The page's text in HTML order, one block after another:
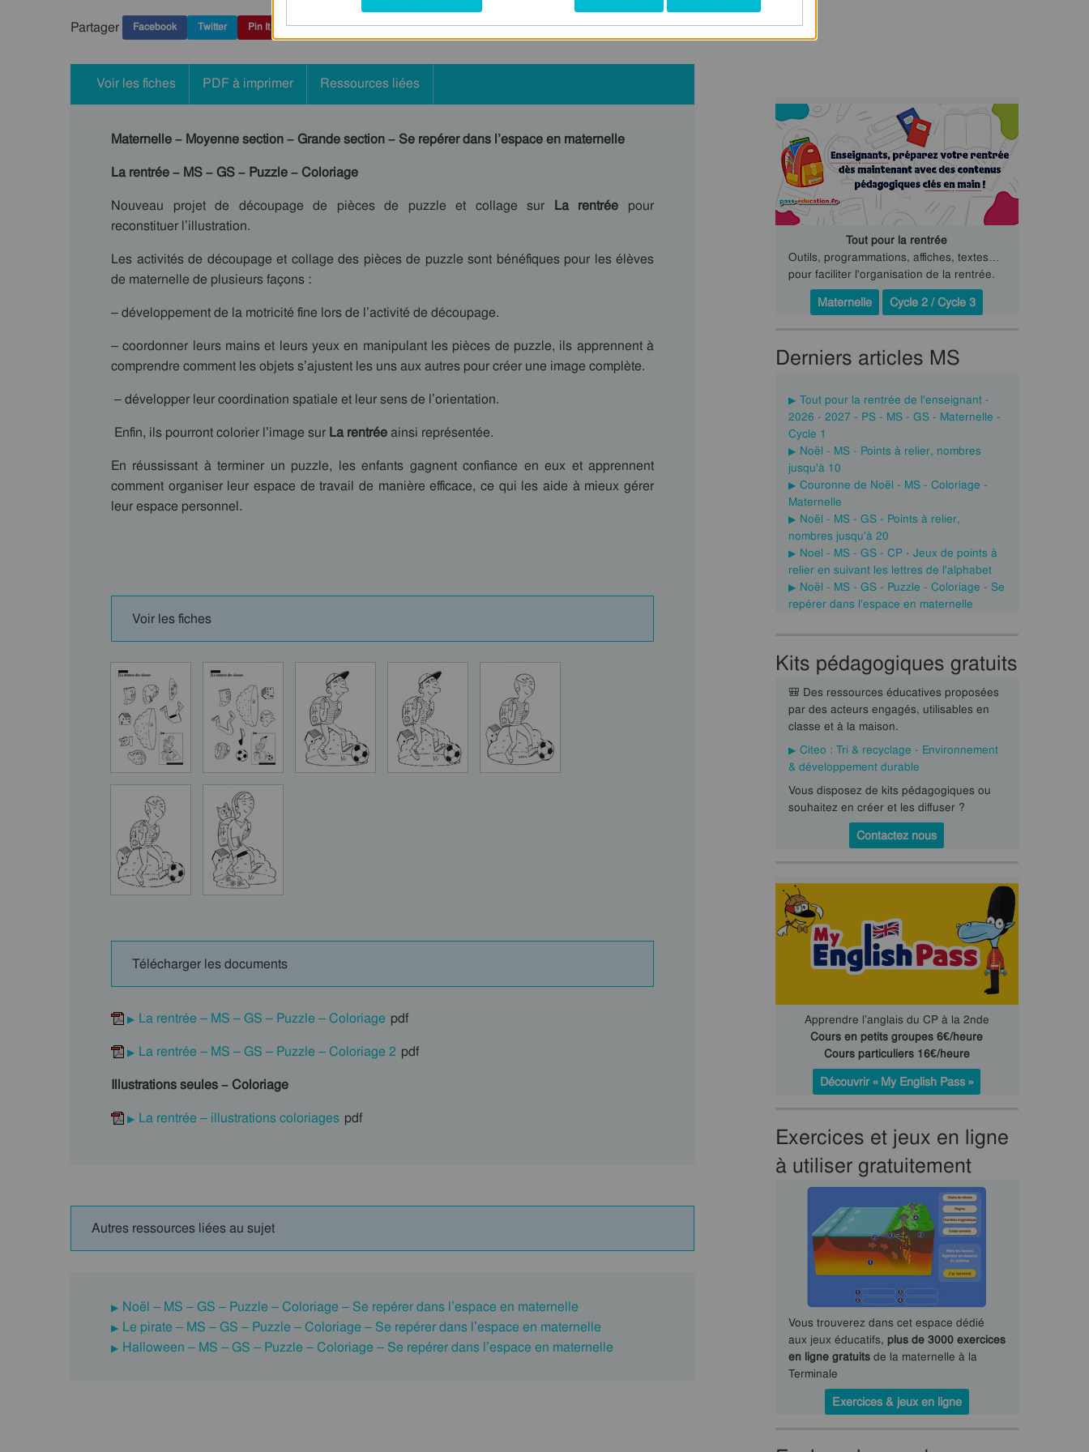
Partager Facebook Twitter Pin It
Voir les fiches PDF à imprimer Ressources liées
Maternelle – Moyenne section – Grande section – Se repérer dans l’espace en maternelle
La rentrée – MS – GS – Puzzle – Coloriage
Nouveau projet de découpage de pièces de puzzle et collage sur La rentrée pour
reconstituer l’illustration.
Les activités de découpage et collage des pièces de puzzle sont bénéfiques pour les élèves
de maternelle de plusieurs façons :
– développement de la motricité fine lors de l’activité de découpage.
– coordonner leurs mains et leurs yeux en manipulant les pièces de puzzle, ils apprennent à
comprendre comment les objets s’ajustent les uns aux autres pour créer une image complète.
– développer leur coordination spatiale et leur sens de l’orientation.
Enfin, ils pourront colorier l’image sur La rentréeainsi représentée.
En réussissant à terminer un puzzle, les enfants gagnent confiance en eux et apprennent
comment organiser leur espace de travail de manière efficace, ce qui les aide à mieux gérer
leur espace personnel.
Voir les fiches
Télécharger les documents
La rentrée – MS – GS – Puzzle – Coloriage pdf
La rentrée – MS – GS – Puzzle – Coloriage 2 pdf
Illustrations seules – Coloriage
La rentrée – illustrations coloriages pdf
Autres ressources liées au sujet
Noël – MS – GS – Puzzle – Coloriage – Se repérer dans l’espace en maternelle
Le pirate – MS – GS – Puzzle – Coloriage – Se repérer dans l’espace en maternelle
Halloween – MS – GS – Puzzle – Coloriage – Se repérer dans l’espace en maternelle
Tout pour la rentrée
Outils, programmations, affiches, textes…
pour faciliter l'organisation de la rentrée.
Maternelle
Cycle 2 / Cycle 3
Derniers articles MS
Tout pour la rentrée de l'enseignant -
2026 - 2027 - PS - MS - GS - Maternelle -
Cycle 1
Noël - MS - Points à relier, nombres
jusqu'à 10
Couronne de Noël - MS - Coloriage -
Maternelle
Noël - MS - GS - Points à relier,
nombres jusqu'à 20
Noel - MS - GS - CP - Jeux de points à
relier en suivant les lettres de l'alphabet
Noël - MS - GS - Puzzle - Coloriage - Se
repérer dans l'espace en maternelle
Kits pédagogiques gratuits
🎒 Des ressources éducatives proposées
par des acteurs engagés, utilisables en
classe et à la maison.
Citeo : Tri & recyclage - Environnement
& développement durable
Vous disposez de kits pédagogiques ou
souhaitez en créer et les diffuser ?
Contactez nous
Apprendre l’anglais du CP à la 2nde
Cours en petits groupes 6€/heure
Cours particuliers 16€/heure
Découvrir « My English Pass »
Exercices et jeux en ligne
à utiliser gratuitement
Vous trouverez dans cet espace dédié
aux jeux éducatifs, plus de 3000 exercices
en ligne gratuitsde la maternelle à la
Terminale
Exercices & jeux en ligne